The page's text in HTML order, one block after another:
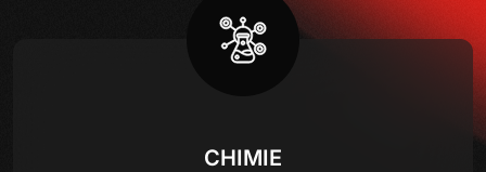
CHIMIE